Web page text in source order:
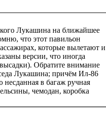
Лукашина на ближайшее
что этот павильон
которые вылетают и
версии, что иногда
Обратите внимание
Лукашина; причём Ил-86
несданная в багаж ручная
чемодан, коробка